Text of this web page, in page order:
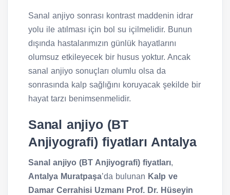
Sanal anjiyo sonrası kontrast maddenin idrar
yolu ile atılması için bol su içilmelidir. Bunun
dışında hastalarımızın günlük hayatlarını
olumsuz etkileyecek bir husus yoktur. Ancak
sanal anjiyo sonuçları olumlu olsa da
sonrasında kalp sağlığını koruyacak şekilde bir
hayat tarzı benimsenmelidir.
Sanal anjiyo (BT
Anjiyografi) fiyatları Antalya
Sanal anjiyo (BT Anjiyografi) fiyatları,
Antalya Muratpaşa’da bulunan Kalp ve
Damar Cerrahisi Uzmanı Prof. Dr. Hüseyin